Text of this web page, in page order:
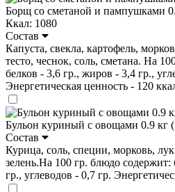
Борщ со сметаной и пампушками
Ккал: 1080
Состав
Капуста, свекла, картофель,
тесто, чеснок, соль, сметана. На
белков - 3,6 гр., жиров - 3,4 гр.,
Энергетическая ценность - 120
Бульон куриный с овощами 0.9 кг
Состав
Курица, соль, специи, морковь,
зелень.На 100 гр. блюдо
гр., углеводов - 0,7 гр.